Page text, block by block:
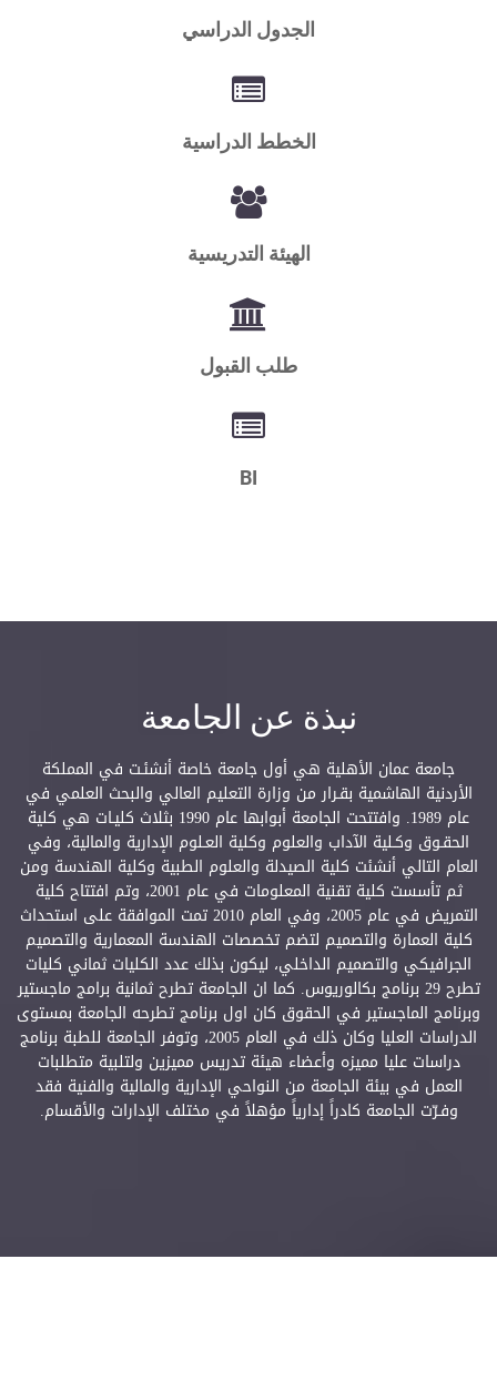
الجدول الدراسي
الخطط الدراسية
الهيئة التدريسية
طلب القبول
BI
نبذة عن الجامعة
جامعة عمان الأهلية هي أول جامعة خاصة أنشئـت في المملكة
الأردنية الهاشمية بقـرار من وزارة التعليم العالي والبحث العلمي في
عام 1989. وافتتحت الجامعة أبوابها عام 1990 بثلاث كليـات هي كلية
الحقـوق وكـلية الآداب والعلوم وكلية العـلوم الإدارية والمالية، وفي
العام التالي أنشئت كلية الصيدلة والعلوم الطبية وكلية الهندسة ومن
ثم تأسست كلية تقنية المعلومات في عام 2001، وتم افتتاح كلية
التمريض في عام 2005، وفي العام 2010 تمت الموافقة على استحداث
كلية العمارة والتصميم لتضم تخصصات الهندسة المعمارية والتصميم
الجرافيكي والتصميم الداخلي، ليكون بذلك عدد الكليات ثماني كليات
تطرح 29 برنامج بكالوريوس. كما ان الجامعة تطرح ثمانية برامج ماجستير
وبرنامج الماجستير في الحقوق كان اول برنامج تطرحه الجامعة بمستوى
الدراسات العليا وكان ذلك في العام 2005، وتوفر الجامعة للطبة برنامج
دراسات عليا مميزه وأعضاء هيئة تدريس مميزين ولتلبية متطلبات
العمل في بيئة الجامعة من النواحي الإدارية والمالية والفنية فقد
وفـرّت الجامعة كادراً إدارياً مؤهلاً في مختلف الإدارات والأقسام.